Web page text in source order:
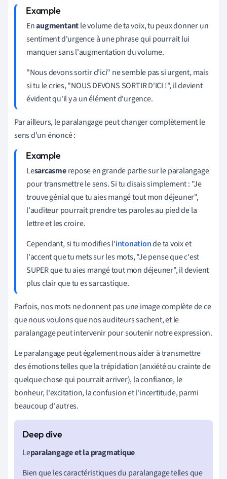
Enaugmentantle volume de ta voix, tu peux donner un
sentiment d'urgence à une phrase qui pourrait lui
manquer sans l'augmentation du volume.
"Nous devons sortir d'ici" ne semble pas si urgent, mais
si tu le cries, "NOUS DEVONS SORTIR D'ICI !", il devient
évident qu'il y a un élément d'urgence.
Par ailleurs, le paralangage peut changer complètement le
sens d'un énoncé :
Lesarcasmerepose en grande partie sur le paralangage
pour transmettre le sens. Si tu disais simplement : "Je
trouve génial que tu aies mangé tout mon déjeuner",
l'auditeur pourrait prendre tes paroles au pied de la
lettre et les croire.
Cependant, si tu modifies l'intonationde ta voix et
l'accent que tu mets sur les mots, "Je pense que c'est
SUPER que tu aies mangé tout mon déjeuner", il devient
plus clair que tu es sarcastique.
Parfois, nos mots ne donnent pas une image complète de ce
que nous voulons que nos auditeurs sachent, et le
paralangage peut intervenir pour soutenir notre expression.
Le paralangage peut également nous aider à transmettre
des émotions telles que la trépidation (anxiété ou crainte de
quelque chose qui pourrait arriver), la confiance, le
bonheur, l'excitation, la confusion et l'incertitude, parmi
beaucoup d'autres.
Leparalangage et la pragmatique
Bien que les caractéristiques du paralangage telles que